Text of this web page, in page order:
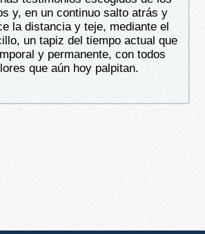
y, en un continuo salto atrás y
la distancia y teje, mediante el
un tapiz del tiempo actual que
y permanente, con todos
que aún hoy palpitan.